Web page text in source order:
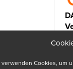
verwenden Cookies, um